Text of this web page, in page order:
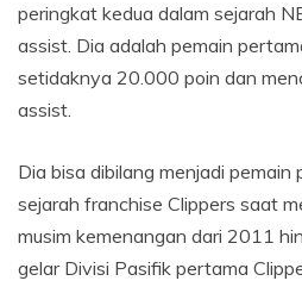
peringkat kedua dalam sejarah
assist. Dia adalah pemain
setidaknya 20.000 poin dan
assist.
Dia bisa dibilang menjadi pemain
sejarah franchise Clippers saat
musim kemenangan dari 2011
gelar Divisi Pasifik pertama